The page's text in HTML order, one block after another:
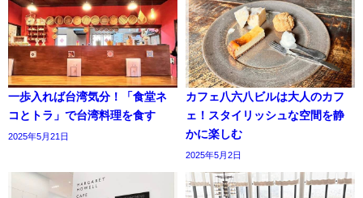
一歩入れば台湾気分！「食堂ネ
コとトラ」で台湾料理を食す
2025年5月21日
カフェ八六八ビルは大人のカフ
ェ！スタイリッシュな空間を静
かに楽しむ
2025年5月2日